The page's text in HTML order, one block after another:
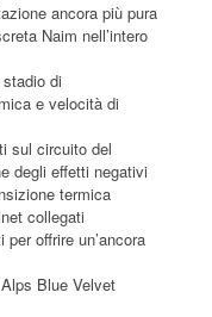
ancora più pura
Naim nell’intero
di
e velocità di
sul circuito del
degli effetti negativi
termica
collegati
offrire un’ancora
Blue Velvet